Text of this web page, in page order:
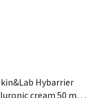
Hybarrier